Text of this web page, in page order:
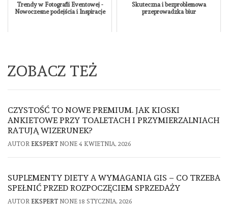
Trendy w Fotografii Eventowej -
Nowoczesne podejścia i Inspiracje
Skuteczna i bezproblemowa
przeprowadzka biur
ZOBACZ TEŻ
CZYSTOŚĆ TO NOWE PREMIUM. JAK KIOSKI
ANKIETOWE PRZY TOALETACH I PRZYMIERZALNIACH
RATUJĄ WIZERUNEK?
AUTOR EKSPERT NONE 4 KWIETNIA, 2026
SUPLEMENTY DIETY A WYMAGANIA GIS – CO TRZEBA
SPEŁNIĆ PRZED ROZPOCZĘCIEM SPRZEDAŻY
AUTOR EKSPERT NONE 18 STYCZNIA, 2026